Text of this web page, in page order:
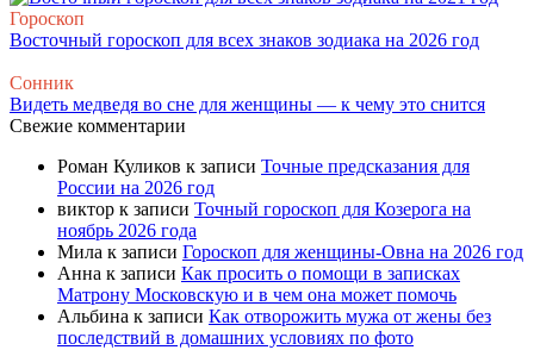
Гороскоп
Восточный гороскоп для всех знаков зодиака на 2026 год
Сонник
Видеть медведя во сне для женщины — к чему это снится
Свежие комментарии
Роман Куликов к записи Точные предсказания для
России на 2026 год
виктор к записи Точный гороскоп для Козерога на
ноябрь 2026 года
Мила к записи Гороскоп для женщины-Овна на 2026 год
Анна к записи Как просить о помощи в записках
Матрону Московскую и в чем она может помочь
Альбина к записи Как отворожить мужа от жены без
последствий в домашних условиях по фото